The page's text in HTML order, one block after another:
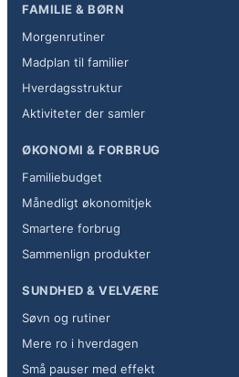
FAMILIE & BØRN
Morgenrutiner
Madplan til familier
Hverdagsstruktur
Aktiviteter der samler
ØKONOMI & FORBRUG
Familiebudget
Månedligt økonomitjek
Smartere forbrug
Sammenlign produkter
SUNDHED & VELVÆRE
Søvn og rutiner
Mere ro i hverdagen
Små pauser med effekt